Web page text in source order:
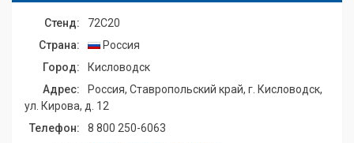
Стенд:
72C20
Страна:
Россия
Город:
Кисловодск
Адрес:
Россия, Ставропольский край, г. Кисловодск,
ул. Кирова, д. 12
Телефон:
8 800 250-6063